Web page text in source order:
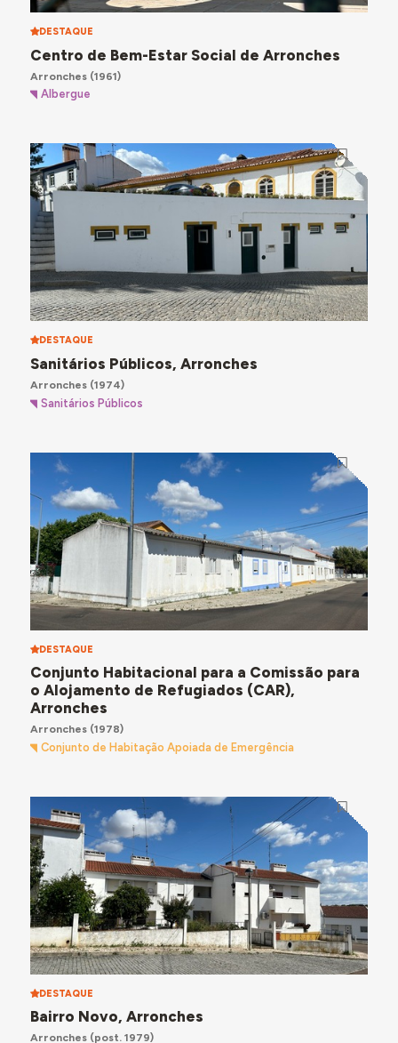
DESTAQUE
Centro de Bem-Estar Social de Arronches
Arronches(1961)
Albergue
DESTAQUE
Sanitários Públicos, Arronches
Arronches(1974)
Sanitários Públicos
DESTAQUE
Conjunto Habitacional para a Comissão para
o Alojamento de Refugiados (CAR),
Arronches
Arronches(1978)
Conjunto de Habitação Apoiada de Emergência
DESTAQUE
Bairro Novo, Arronches
Arronches(post. 1979)